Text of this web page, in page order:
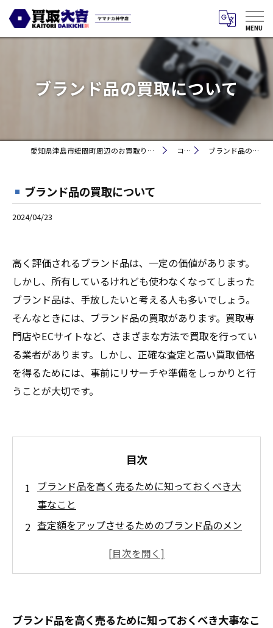
ブランド品の買取について
愛知県津島市蛭間町周辺のお買取りなら買取大吉 ヤマナカ神守店 コラム ブランド品の買取について
ブランド品の買取について
2024/04/23
高く評価されるブランド品は、一定の価値があります。
しかし、所有しているけれども使わなくなってしまった
ブランド品は、手放したいと考える人も多いでしょう。
そんなときには、ブランド品の買取があります。買取専
門店やECサイトなど、さまざまな方法で買取を行ってい
る業者があります。しかし、正確な査定と高い買取価格
を得るためには、事前にリサーチや準備をしっかりと行
うことが大切です。
目次
ブランド品を高く売るために知っておくべき大
事なこと
査定額をアップさせるためのブランド品のメン
買取業者選びのポイントと注意事項
ブランド品を高く売るために知っておくべき大事なこ